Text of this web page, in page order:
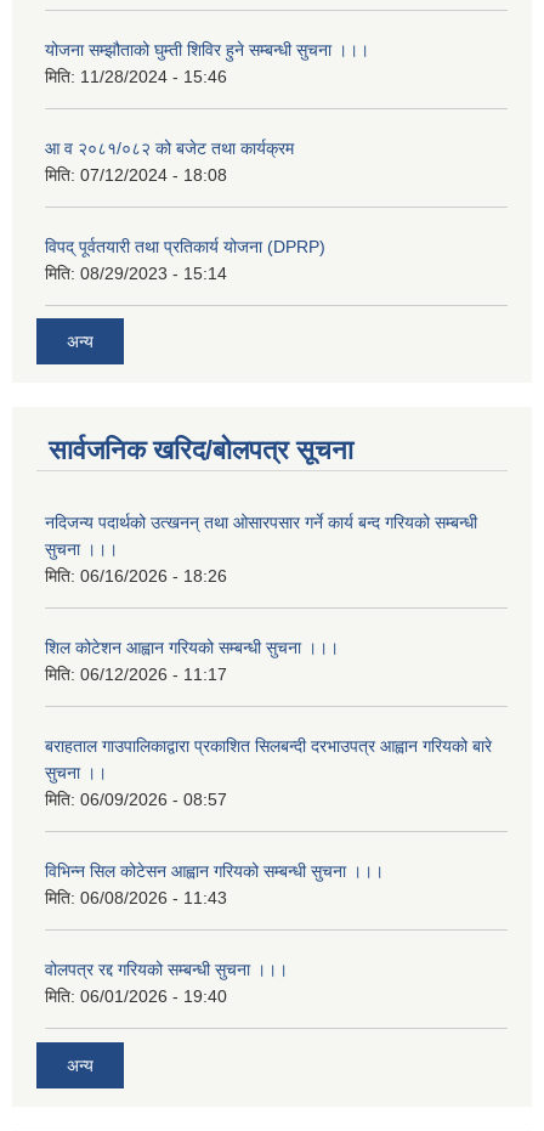
योजना सम्झौताको घुम्ती शिविर हुने सम्बन्धी सुचना ।।।
मिति: 11/28/2024 - 15:46
आ व २०८१/०८२ को बजेट तथा कार्यक्रम
मिति: 07/12/2024 - 18:08
विपद् पूर्वतयारी तथा प्रतिकार्य योजना (DPRP)
मिति: 08/29/2023 - 15:14
अन्य
सार्वजनिक खरिद/बोलपत्र सूचना
नदिजन्य पदार्थको उत्खनन् तथा ओसारपसार गर्ने कार्य बन्द गरियको सम्बन्धी
सुचना ।।।
मिति: 06/16/2026 - 18:26
शिल कोटेशन आह्वान गरियको सम्बन्धी सुचना ।।।
मिति: 06/12/2026 - 11:17
बराहताल गाउपालिकाद्वारा प्रकाशित सिलबन्दी दरभाउपत्र आह्वान गरियको बारे
सुचना ।।
मिति: 06/09/2026 - 08:57
विभिन्न सिल कोटेसन आह्वान गरियको सम्बन्धी सुचना ।।।
मिति: 06/08/2026 - 11:43
वोलपत्र रद्द गरियको सम्बन्धी सुचना ।।।
मिति: 06/01/2026 - 19:40
अन्य